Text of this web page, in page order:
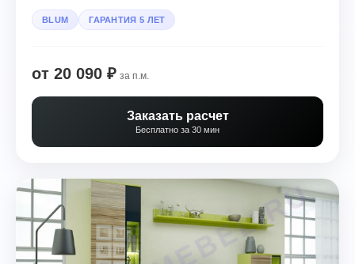
BLUM ГАРАНТИЯ 5 ЛЕТ
от 20 090 ₽ за п.м.
Заказать расчет
Бесплатно за 30 мин